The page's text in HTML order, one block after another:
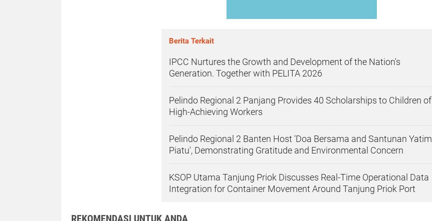
Berita Terkait
IPCC Nurtures the Growth and Development of the Nation's
Generation. Together with PELITA 2026
Pelindo Regional 2 Panjang Provides 40 Scholarships to Children of
High-Achieving Workers
Pelindo Regional 2 Banten Host 'Doa Bersama and Santunan Yatim
Piatu', Demonstrating Gratitude and Environmental Concern
KSOP Utama Tanjung Priok Discusses Real-Time Operational Data
Integration for Container Movement Around Tanjung Priok Port
REKOMENDASI UNTUK ANDA